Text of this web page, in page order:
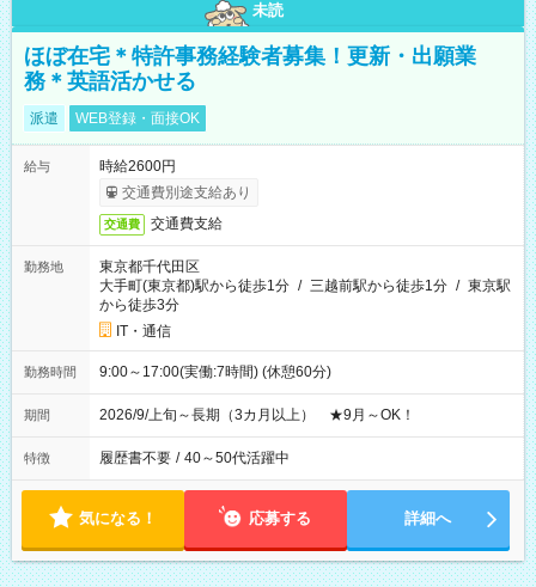
未読
ほぼ在宅＊特許事務経験者募集！更新・出願業
務＊英語活かせる
派遣 WEB登録・面接OK
給与
時給2600円
交通費別途支給あり
交通費 交通費支給
勤務地
東京都千代田区
大手町(東京都)駅から徒歩1分 / 三越前駅から徒歩1分 / 東京駅
から徒歩3分
IT・通信
勤務時間 9:00～17:00(実働:7時間) (休憩60分)
期間 2026/9/上旬～長期（3カ月以上） ★9月～OK！
特徴 履歴書不要 / 40～50代活躍中
気になる！ 応募する 詳細へ